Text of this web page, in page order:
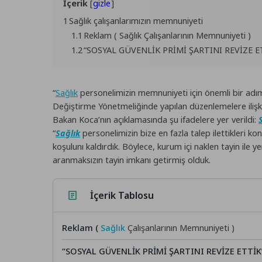
İçerik gizle
1 Sağlık çalışanlarımızın memnuniyeti
1.1 Reklam ( Sağlık Çalışanlarının Memnuniyeti )
1.2“SOSYAL GÜVENLİK PRİMİ ŞARTINI REVİZE
“Sağlık personelimizin memnuniyeti için önemli bir
Değiştirme Yönetmeliğinde yapılan düzenlemelere
Bakan Koca’nın açıklamasında şu ifadelere yer verildi:
“Sağlıkpersonelimizin bize en fazla talep ilettikleri
koşulunı kaldırdık. Böylece, kurum içi naklen tayin ile
aranmaksızın tayin imkanı getirmiş olduk.
İçerik Tablosu
Reklam ( Sağlık Çalışanlarının Memnuniyeti )
“SOSYAL GÜVENLİK PRİMİ ŞARTINI REVİZE